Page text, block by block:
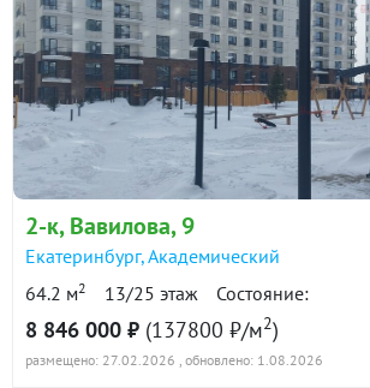
2-к, Вавилова, 9
Екатеринбург,Академический
64.2 м2 13/25 этаж Состояние:
8 846 000 ₽ (137800 ₽/м2)
размещено: 27.02.2026 , обновлено: 1.08.2026